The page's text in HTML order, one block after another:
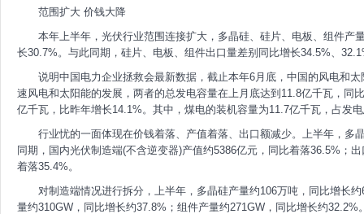
范围扩大 价钱大降
本年上半年，光伏行业范围连接扩大，多晶硅、硅片、电板、组件产
长30.7%。与此同期，硅片、电板、组件出口量差别同比增长34.5%、
说明中国电力企业拯救会最新数据，截止本年6月底，中国的风电和
速风电和太阳能的发展，两者的总发电容量在上月底达到11.8亿千瓦，同
亿千瓦，比昨年增长14.1%。其中，煤电的装机容量为11.7亿千瓦，占发
行业忧的一面体现在价钱着落、产值着落、出口额减少。上半年，多
同期，国内光伏制造端(不含逆变器)产值约5386亿元，同比着落36.5%；
着落35.4%。
对制造端情况进行拆分，上半年，多晶硅产量约106万吨，同比增长
量约310GW，同比增长约37.8%；组件产量约271GW，同比增长约32.2%